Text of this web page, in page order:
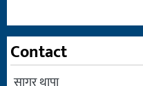
Contact